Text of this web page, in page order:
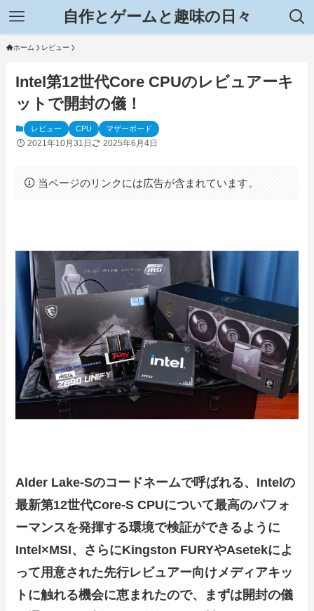
自作とゲームと趣味の日々
ホーム レビュー
Intel第12世代Core CPUのレビュアーキ
ットで開封の儀！
レビュー CPU マザーボード
2021年10月31日 2025年6月4日
当ページのリンクには広告が含まれています。
Alder Lake-Sのコードネームで呼ばれる、Intelの
最新第12世代Core-S CPUについて最高のパフォ
ーマンスを発揮する環境で検証ができるように
Intel×MSI、さらにKingston FURYやAsetekによ
って用意された先行レビュアー向けメディアキッ
トに触れる機会に恵まれたので、まずは開封の儀